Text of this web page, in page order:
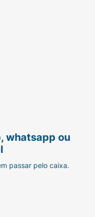
whatsapp ou
passar pelo caixa.